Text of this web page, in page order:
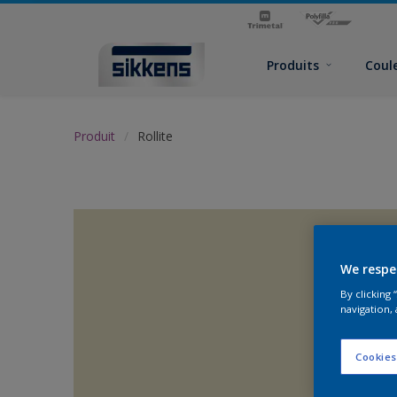
Produits
Produit Rollite
We
By clicking
navigation,